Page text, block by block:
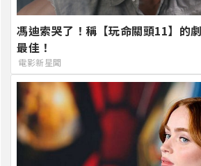
馮迪索哭了！稱【玩命關頭11】的
最佳！
電影新星聞